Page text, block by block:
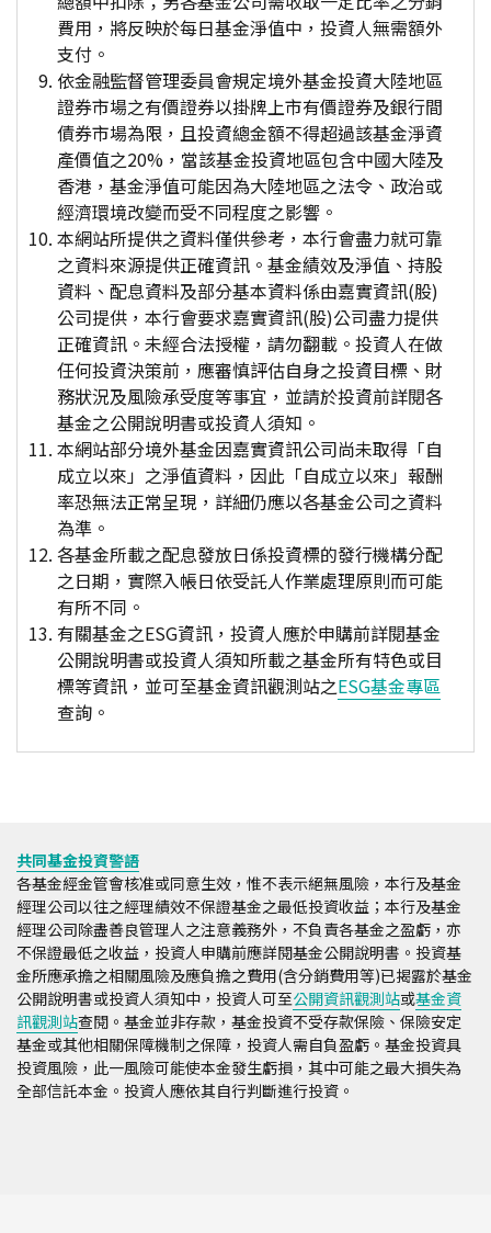
費用，將反映於每日基金淨值中，投資人無需額外
支付。
依金融監督管理委員會規定境外基金投資大陸地區
證券市場之有價證券以掛牌上市有價證券及銀行間
債券市場為限，且投資總金額不得超過該基金淨資
產價值之20%，當該基金投資地區包含中國大陸及
香港，基金淨值可能因為大陸地區之法令、政治或
經濟環境改變而受不同程度之影響。
本網站所提供之資料僅供參考，本行會盡力就可靠
之資料來源提供正確資訊。基金績效及淨值、持股
資料、配息資料及部分基本資料係由嘉實資訊(股)
公司提供，本行會要求嘉實資訊(股)公司盡力提供
正確資訊。未經合法授權，請勿翻載。投資人在做
任何投資決策前，應審慎評估自身之投資目標、財
務狀況及風險承受度等事宜，並請於投資前詳閱各
基金之公開說明書或投資人須知。
本網站部分境外基金因嘉實資訊公司尚未取得「自
成立以來」之淨值資料，因此「自成立以來」報酬
率恐無法正常呈現，詳細仍應以各基金公司之資料
為準。
各基金所載之配息發放日係投資標的發行機構分配
之日期，實際入帳日依受託人作業處理原則而可能
有所不同。
有關基金之ESG資訊，投資人應於申購前詳閱基金
公開說明書或投資人須知所載之基金所有特色或目
標等資訊，並可至基金資訊觀測站之ESG基金專區
查詢。
共同基金投資警語
各基金經金管會核准或同意生效，惟不表示絕無風險，本行及基金
經理公司以往之經理績效不保證基金之最低投資收益；本行及基金
經理公司除盡善良管理人之注意義務外，不負責各基金之盈虧，亦
不保證最低之收益，投資人申購前應詳閱基金公開說明書。投資基
金所應承擔之相關風險及應負擔之費用(含分銷費用等)已揭露於基金
公開說明書或投資人須知中，投資人可至公開資訊觀測站或基金資
訊觀測站查閱。基金並非存款，基金投資不受存款保險、保險安定
基金或其他相關保障機制之保障，投資人需自負盈虧。基金投資具
投資風險，此一風險可能使本金發生虧損，其中可能之最大損失為
全部信託本金。投資人應依其自行判斷進行投資。